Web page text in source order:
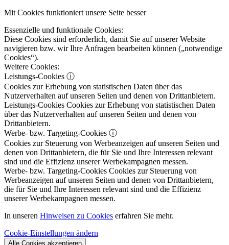
Mit Cookies funktioniert unsere Seite besser
Essenzielle und funktionale Cookies:
Diese Cookies sind erforderlich, damit Sie auf unserer Website
navigieren bzw. wir Ihre Anfragen bearbeiten können („notwendige
Cookies“).
Weitere Cookies:
Leistungs-Cookies ⓘ
Cookies zur Erhebung von statistischen Daten über das
Nutzerverhalten auf unseren Seiten und denen von Drittanbietern.
Leistungs-Cookies Cookies zur Erhebung von statistischen Daten
über das Nutzerverhalten auf unseren Seiten und denen von
Drittanbietern.
Werbe- bzw. Targeting-Cookies ⓘ
Cookies zur Steuerung von Werbeanzeigen auf unseren Seiten und
denen von Drittanbietern, die für Sie und Ihre Interessen relevant
sind und die Effizienz unserer Werbekampagnen messen.
Werbe- bzw. Targeting-Cookies Cookies zur Steuerung von
Werbeanzeigen auf unseren Seiten und denen von Drittanbietern,
die für Sie und Ihre Interessen relevant sind und die Effizienz
unserer Werbekampagnen messen.
In unseren Hinweisen zu Cookies erfahren Sie mehr.
Cookie-Einstellungen ändern
Alle Cookies akzeptieren